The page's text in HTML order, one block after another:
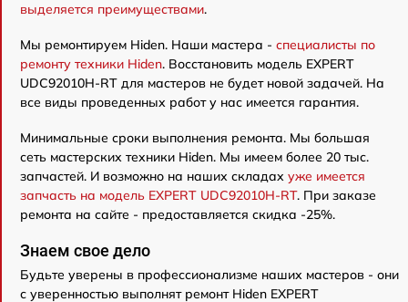
выделяется преимуществами.
Мы ремонтируем Hiden. Наши мастера - специалисты по
ремонту техники Hiden. Восстановить модель EXPERT
UDC92010H-RT для мастеров не будет новой задачей. На
все виды проведенных работ у нас имеется гарантия.
Минимальные сроки выполнения ремонта. Мы большая
сеть мастерских техники Hiden. Мы имеем более 20 тыс.
запчастей. И возможно на наших складах уже имеется
запчасть на модель EXPERT UDC92010H-RT. При заказе
ремонта на сайте - предоставляется скидка -25%.
Знаем свое дело
Будьте уверены в профессионализме наших мастеров - они
с уверенностью выполнят ремонт Hiden EXPERT